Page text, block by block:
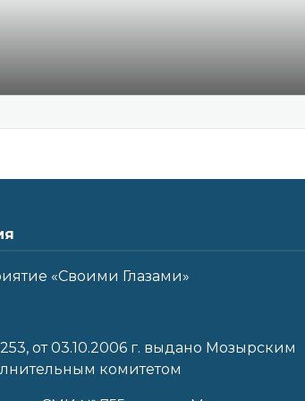
«Своими Глазами»
от 03.10.2006 г. выдано Мозырским
комитетом